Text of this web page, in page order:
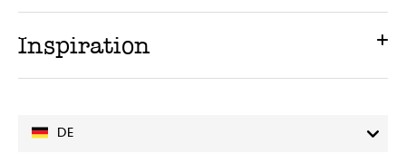
DE
Inspiration